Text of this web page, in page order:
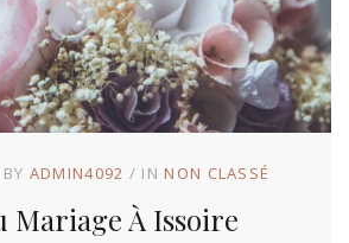
BY ADMIN4092 IN NON CLASSÉ
Mariage À Issoire